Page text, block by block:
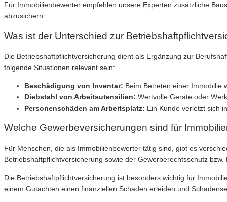
Für Immobilienbewerter empfehlen unsere Experten zusätzliche
abzusichern.
Was ist der Unterschied zur
Die Betriebshaftpflichtversicherung dient als Ergänzung zur
folgende Situationen relevant sein:
Beschädigung von Inventar: Beim Betreten einer Immobilie
Diebstahl von Arbeitsutensilien: Wertvolle Geräte oder
Personenschäden am Arbeitsplatz: Ein Kunde verletzt sich
Welche Gewerbeversicherungen sind für
Für Menschen, die als Immobilienbewerter tätig sind, gibt es
Betriebshaftpflichtversicherung sowie der Gewerberechtsschutz
Die Betriebshaftpflichtversicherung ist besonders wichtig für
einem Gutachten einen finanziellen Schaden erleiden und